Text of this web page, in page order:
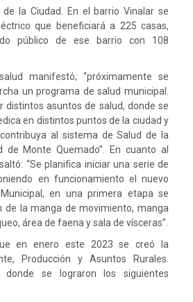
la Ciudad. En el barrio Vinalar se
que beneficiará a 225 casas,
público de ese barrio con 108
manifestó; “próximamente se
un programa de salud municipal.
distintos asuntos de salud, donde se
en distintos puntos de la ciudad y
al sistema de Salud de la
de Monte Quemado”. En cuanto al
“Se planifica iniciar una serie de
en funcionamiento el nuevo
en una primera etapa se
de la manga de movimiento, manga
área de faena y sala de vísceras”.
en enero este 2023 se creó la
Producción y Asuntos Rurales.
donde se lograron los siguientes